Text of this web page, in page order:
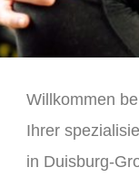
Willkommen
Ihrer
in Duisburg-